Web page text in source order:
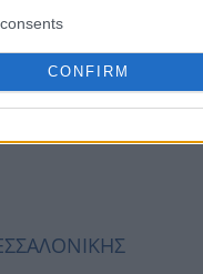
CONFIRM